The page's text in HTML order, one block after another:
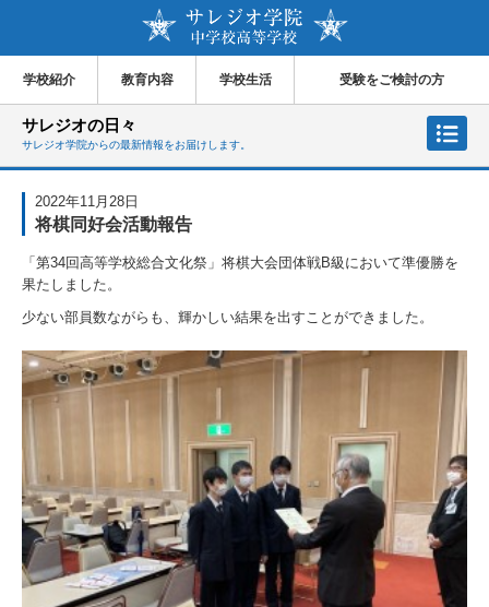
学校紹介 教育内容 学校生活 受験をご検討の方
サレジオの日々
サレジオ学院からの最新情報をお届けします。
2022年11月28日
将棋同好会活動報告
「第34回高等学校総合文化祭」将棋大会団体戦B級において準優勝を
果たしました。
少ない部員数ながらも、輝かしい結果を出すことができました。